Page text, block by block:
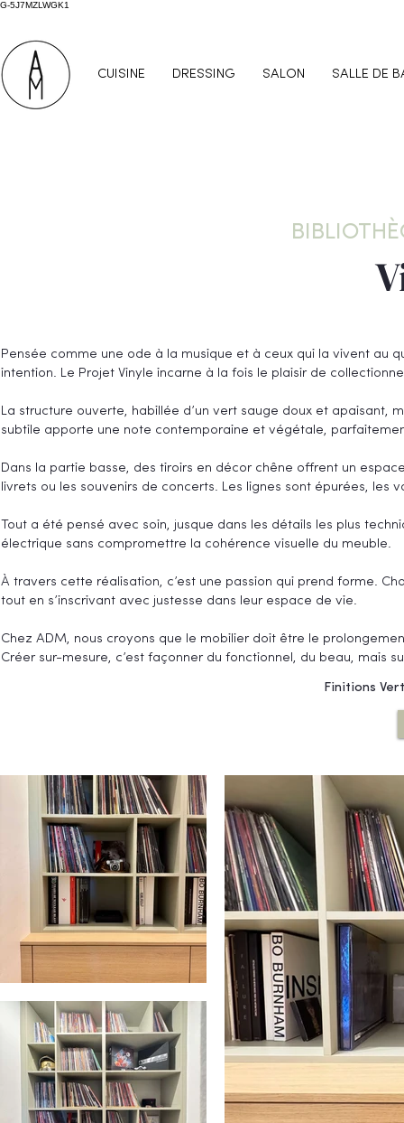
G-5J7MZLWGK1
CUISINE DRESSING SALON SALLE DE
Pensée comme une ode à la musique et à ceux qui la vivent au
intention. Le Projet Vinyle incarne à la fois le plaisir de
La structure ouverte, habillée d’un vert sauge doux et apaisant,
subtile apporte une note contemporaine et végétale,
Dans la partie basse, des tiroirs en décor chêne offrent un
livrets ou les souvenirs de concerts. Les lignes sont épurées,
Tout a été pensé avec soin, jusque dans les détails les plus
électrique sans compromettre la cohérence visuelle du meuble.
À travers cette réalisation, c’est une passion qui prend forme.
tout en s’inscrivant avec justesse dans leur espace de vie.
Chez ADM, nous croyons que le mobilier doit être le
Créer sur-mesure, c’est façonner du fonctionnel, du beau, mais
Finitions